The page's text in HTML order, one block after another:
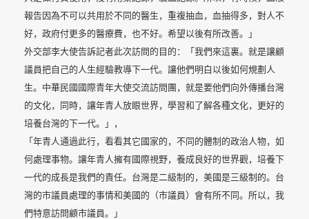
報告因為不可以共用於不同的醫生，重複抽血，血抽得多，對人不
好，政府付更多的醫療費，也不好。希望以後有所改善。」
外交部李大使告訴記者此次訪問的目的：「我們來這裏。就是讓顧
議員把自己的人生經驗教導下一代。讓他們明白以後如何規劃人
生。中華民國國際青年大使交流訪問團，就是要他們向外傳播台灣
的文化，同時，讓年青人放眼世界，學習和了解各種文化，更好的
培養台灣的下一代。」，
「年青人通過此行，看看其它國家的，不同的體制的政治人物，如
何處理事物。讓年青人擁有國際視野，養成良好的世界觀，培養下
一代的成長是我們的責任。台灣是二級制的，美國是三級制的。台
灣的市議員處理的事情和美國的（市議員）會有所不同。所以，我
們特意訪問顧市議員。」